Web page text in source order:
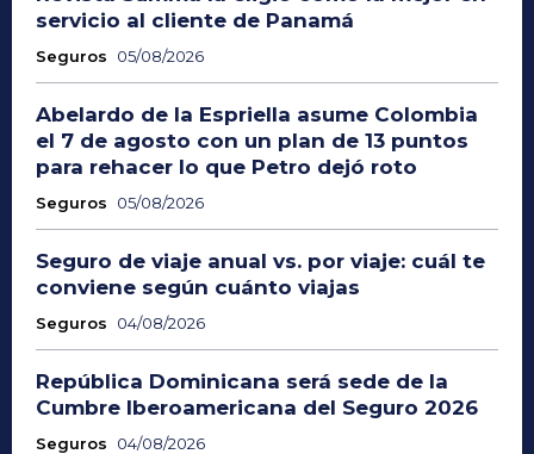
servicio al cliente de Panamá
Seguros 05/08/2026
Abelardo de la Espriella asume Colombia
el 7 de agosto con un plan de 13 puntos
para rehacer lo que Petro dejó roto
Seguros 05/08/2026
Seguro de viaje anual vs. por viaje: cuál te
conviene según cuánto viajas
Seguros 04/08/2026
República Dominicana será sede de la
Cumbre Iberoamericana del Seguro 2026
Seguros 04/08/2026